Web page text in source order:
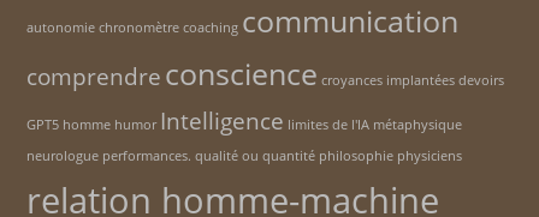
autonomie chronomètre coaching communication
comprendreconscience croyances implantées devoirs
GPT5 homme humor Intelligence limites de l'IA métaphysique
neurologue performances. qualité ou quantité philosophie physiciens
relation homme-machine